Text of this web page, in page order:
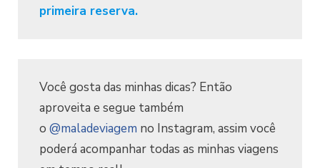
primeira reserva.
Você gosta das minhas dicas? Então
aproveita e segue também
o @maladeviagem no Instagram, assim você
poderá acompanhar todas as minhas viagens